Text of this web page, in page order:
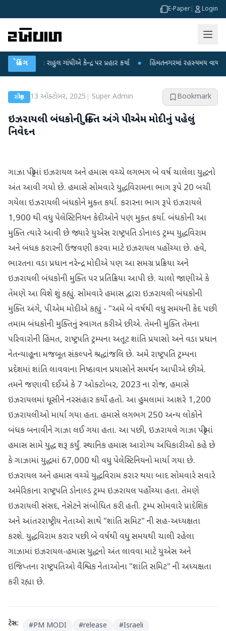
E-Paper Login
બ્રેકિંગ
પર રાહુલ ગાંધીએ કેન્દ્ર પર પ્રહાર કર્યા ● હિંમતનગરમાં રહસ્યમય વાયરસ કે
રાષ્ટ્રીય 13 ઑક્ટોબર, 2025 Super Admin Bookmark
ઇઝરાયલી બંધકોની મુક્તિ અંગે પીએમ મોદીનું પહેલું
નિવેદન
ગાઝા પટ્ટીમાં ઇઝરાયલ અને હમાસ વચ્ચે લગભગ બે વર્ષ ચાલેલા યુદ્ધનો
અંત આવી ગયો છે. હમાસે સોમવારે યુદ્ધવિરામના ભાગ રૂપે 20 બચી
ગયેલા ઇઝરાયલી બંધકોને મુક્ત કર્યા. કરારના ભાગ રૂપે ઇઝરાયલે
1,900 થી વધુ પેલેસ્ટિનિયન કેદીઓને પણ મુક્ત કર્યા. બંધકોની આ
મુક્તિ ત્યારે આવી છે જ્યારે યુએસ રાષ્ટ્રપતિ ડોનાલ્ડ ટ્રમ્પ યુદ્ધવિરામ
અને બંધક કરારની ઉજવણી કરવા માટે ઇઝરાયલ પહોંચ્યા છે. હવે,
ભારતના વડા પ્રધાન નરેન્દ્ર મોદીએ પણ આ સમગ્ર પ્રક્રિયા અને
ઇઝરાયલી બંધકોની મુક્તિ પર પ્રતિક્રિયા આપી છે. ચાલો જાણીએ કે
તેમણે આ વિશે શું કહ્યું. સોમવારે હમાસ દ્વારા ઇઝરાયલી બંધકોની
મુક્તિ અંગે, પીએમ મોદીએ કહ્યું - "અમે બે વર્ષથી વધુ સમયની કેદ પછી
તમામ બંધકોની મુક્તિનું સ્વાગત કરીએ છીએ. તેમની મુક્તિ તેમના
પરિવારોની હિંમત, રાષ્ટ્રપતિ ટ્રમ્પના અતૂટ શાંતિ પ્રયાસો અને વડા પ્રધાન
નેતન્યાહૂના મજબૂત સંકલ્પને શ્રદ્ધાંજલિ છે. અમે રાષ્ટ્રપતિ ટ્રમ્પના
પ્રદેશમાં શાંતિ લાવવાના નિષ્ઠાવાન પ્રયાસોને સમર્થન આપીએ છીએ.
તમને જણાવી દઈએ કે 7 ઓક્ટોબર, 2023 ના રોજ, હમાસે
ઇઝરાયલમાં ઘૂસીને નરસંહાર કર્યો હતો. આ હુમલામાં આશરે 1,200
ઇઝરાયલીઓ માર્યા ગયા હતા. હમાસે લગભગ 250 અન્ય લોકોને
બંધક બનાવીને ગાઝા લઈ ગયા હતા. આ પછી, ઇઝરાયલે ગાઝા પટ્ટીમાં
હમાસ સામે યુદ્ધ શરૂ કર્યું. સ્થાનિક હમાસ આરોગ્ય અધિકારીઓ કહે છે
કે ગાઝામાં યુદ્ધમાં 67,000 થી વધુ પેલેસ્ટિનિયનો માર્યા ગયા છે.
ઇઝરાયલ અને હમાસ વચ્ચે યુદ્ધવિરામ કરાર થયા બાદ સોમવારે સવારે
અમેરિકાના રાષ્ટ્રપતિ ડોનાલ્ડ ટ્રમ્પ ઇઝરાયલ પહોંચ્યા હતા. તેમણે
ઇઝરાયલી સંસદ, નેસેટને સંબોધિત કરી હતી. ટ્રમ્પ સોમવારે પ્રાદેશિક
અને આંતરરાષ્ટ્રીય નેતાઓ સાથે "શાંતિ સમિટ" ની સહ-અધ્યક્ષતા
કરશે. યુદ્ધવિરામ કરાર પછી બે વર્ષથી વધુ સમયથી ચાલી રહેલા
ગાઝામાં ઇઝરાયલ-હમાસ યુદ્ધનો અંત લાવવા માટે યુએસ અને
ઇજિપ્તના રાષ્ટ્રપતિઓ વૈશ્વિક નેતાઓના "શાંતિ સમિટ" ની અધ્યક્ષતા
કરી રહ્યા છે.
ટેગ્સ: #PM MODI #release #Israeli